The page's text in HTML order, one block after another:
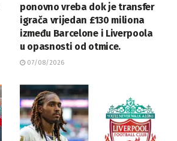
ponovno vreba dok je transfer
igrača vrijedan £130 miliona
između Barcelone i Liverpoola
u opasnosti od otmice.
07/08/2026